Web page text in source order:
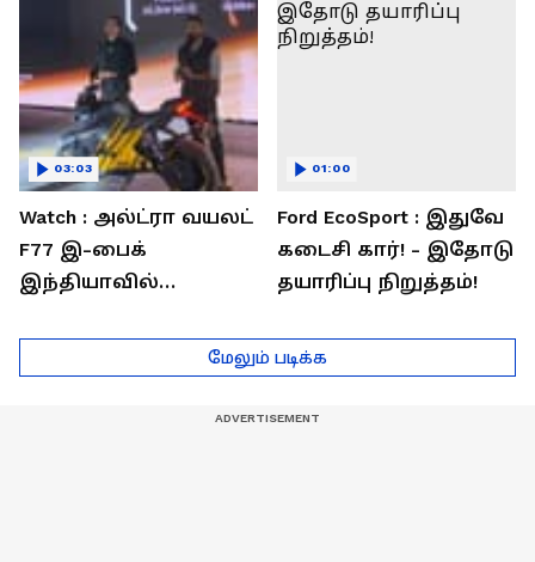
Watch : அல்ட்ரா வயலட்
F77 இ-பைக்
இந்தியாவில்
சார்ஜில் 307கி.மீ
பயணம்!
03:03
Ford EcoSport : இதுவே
கடைசி கார்! - இதோடு
தயாரிப்பு நிறுத்தம்!
01:00
மேலும் படிக்க